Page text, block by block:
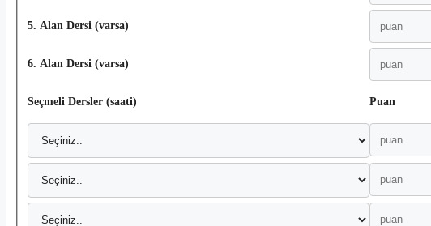
5. Alan Dersi (varsa)
6. Alan Dersi (varsa)
Seçmeli Dersler (saati) Puan